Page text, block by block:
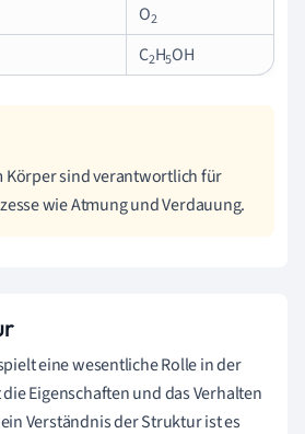
O2
C2H5OH
Körper sind verantwortlich für
wie Atmung und Verdauung.
eine wesentliche Rolle in der
Eigenschaften und das Verhalten
Verständnis der Struktur ist es